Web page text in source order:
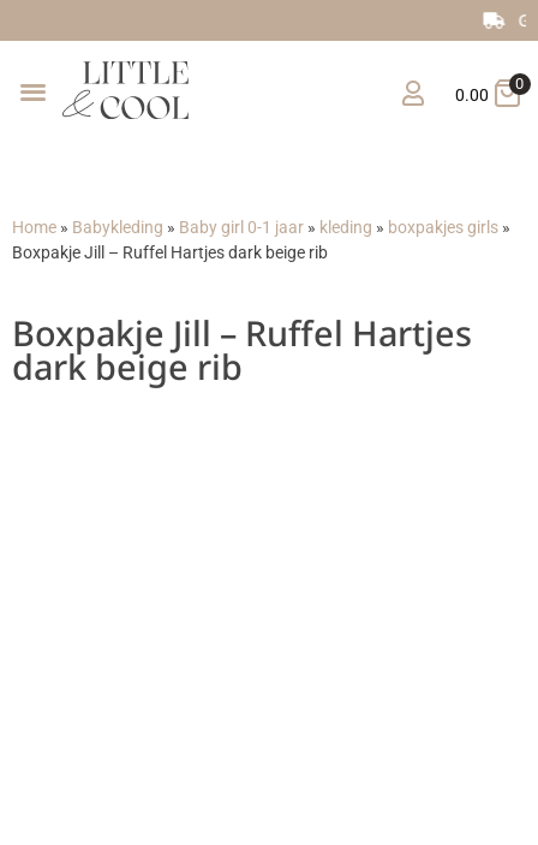
Gratis verzending vanaf €150
0.00
0
Home » Babykleding » Baby girl 0-1 jaar » kleding » boxpakjes girls »
Boxpakje Jill – Ruffel Hartjes dark beige rib
Boxpakje Jill – Ruffel Hartjes
dark beige rib